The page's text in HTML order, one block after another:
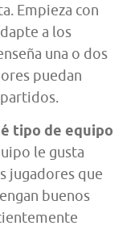
Empieza con
a los
una o dos
puedan
tipo de equipo
le gusta
jugadores que
buenos